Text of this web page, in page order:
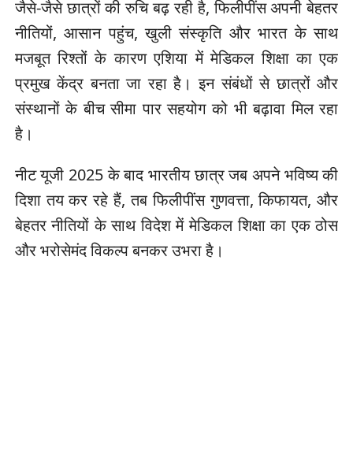
जैसे-जैसे छात्रों की रुचि बढ़ रही है, फिलीपींस अपनी बेहतर
नीतियों, आसान पहुंच, खुली संस्कृति और भारत के साथ
मजबूत रिश्तों के कारण एशिया में मेडिकल शिक्षा का एक
प्रमुख केंद्र बनता जा रहा है। इन संबंधों से छात्रों और
संस्थानों के बीच सीमा पार सहयोग को भी बढ़ावा मिल रहा
है।
नीट यूजी 2025 के बाद भारतीय छात्र जब अपने भविष्य की
दिशा तय कर रहे हैं, तब फिलीपींस गुणवत्ता, किफायत, और
बेहतर नीतियों के साथ विदेश में मेडिकल शिक्षा का एक ठोस
और भरोसेमंद विकल्प बनकर उभरा है।